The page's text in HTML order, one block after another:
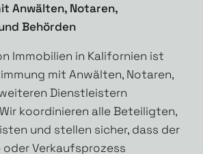
Anwälten, Notaren,
Behörden
Immobilien in Kalifornien ist
mit Anwälten, Notaren,
Dienstleistern
koordinieren alle Beteiligten,
und stellen sicher, dass der
Verkaufsprozess